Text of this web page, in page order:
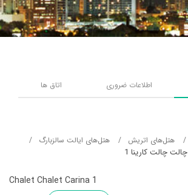
اطلاعات ضروری اتاق ها
هتل‌های اتریش
هتل‌های ایالت سالزبارگ
چالت چالت کارینا 1
Chalet Chalet Carina 1